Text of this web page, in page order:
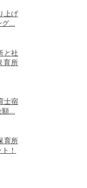
上げ
...
と社
育所
士宿
...
育所
！